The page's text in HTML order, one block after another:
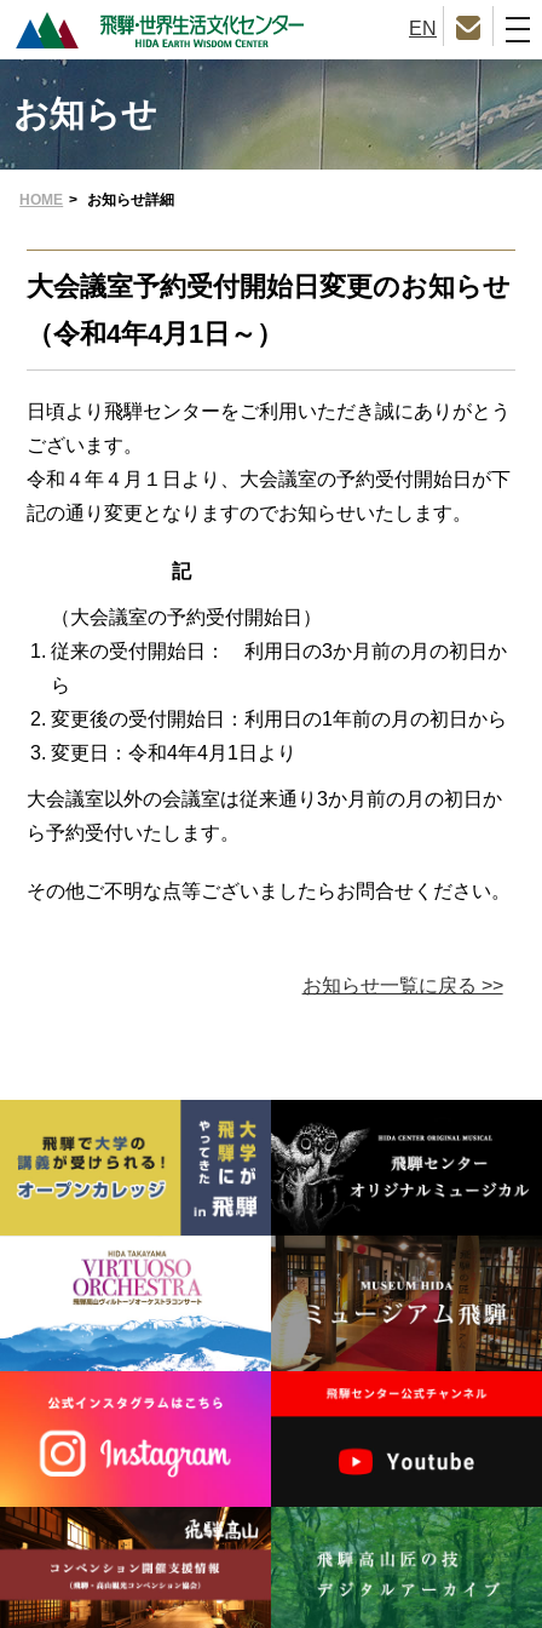
EN
お知らせ
HOME > お知らせ詳細
大会議室予約受付開始日変更のお知らせ
（令和4年4月1日～）
日頃より飛騨センターをご利用いただき誠にありがとう
ございます。
令和４年４月１日より、大会議室の予約受付開始日が下
記の通り変更となりますのでお知らせいたします。
記
（大会議室の予約受付開始日）
従来の受付開始日： 利用日の3か月前の月の初日か
ら
変更後の受付開始日：利用日の1年前の月の初日から
変更日：令和4年4月1日より
大会議室以外の会議室は従来通り3か月前の月の初日か
ら予約受付いたします。
その他ご不明な点等ございましたらお問合せください。
お知らせ一覧に戻る >>